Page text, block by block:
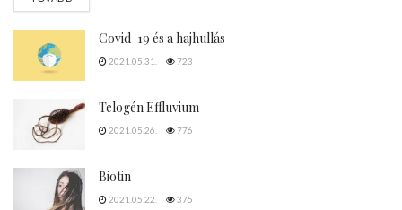
Covid-19 és a hajhullás
2021.05.31. 723
Telogén Effluvium
2021.05.26. 776
Biotin
2021.05.22. 375